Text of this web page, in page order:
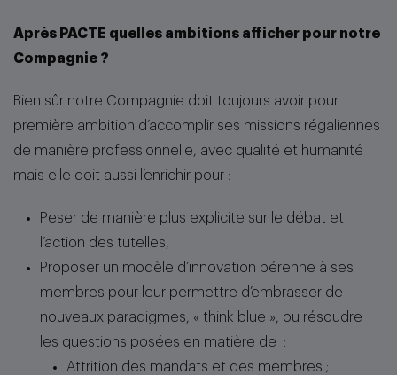
Après PACTE quelles ambitions afficher pour notre
Compagnie ?
Bien sûr notre Compagnie doit toujours avoir pour
première ambition d’accomplir ses missions régaliennes
de manière professionnelle, avec qualité et humanité
mais elle doit aussi l’enrichir pour :
Peser de manière plus explicite sur le débat et
l’action des tutelles,
Proposer un modèle d’innovation pérenne à ses
membres pour leur permettre d’embrasser de
nouveaux paradigmes, « think blue », ou résoudre
les questions posées en matière de :
Attrition des mandats et des membres ;